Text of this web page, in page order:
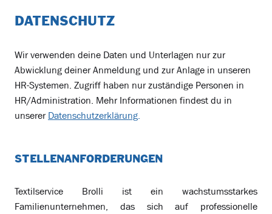
DATENSCHUTZ
Wir verwenden deine Daten und Unterlagen nur zur
Abwicklung deiner Anmeldung und zur Anlage in unseren
HR-Systemen. Zugriff haben nur zuständige Personen in
HR/Administration. Mehr Informationen findest du in
unserer Datenschutzerklärung.
STELLENANFORDERUNGEN
Textilservice Brolli ist ein wachstumsstarkes
Familienunternehmen, das sich auf professionelle